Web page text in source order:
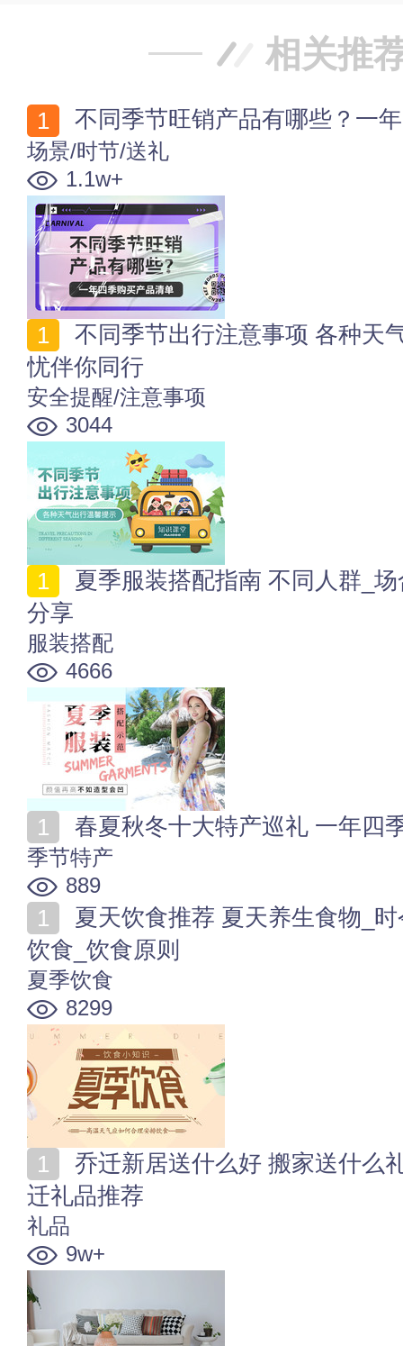
相关推
不同季节旺销产品有哪些？一
场景/时节/送礼
1.1w+
忧伴你同行
安全提醒/注意事项
3044
分享
服装搭配
4666
春夏秋冬十大特产巡礼 一年四
季节特产
889
饮食_饮食原则
夏季饮食
8299
迁礼品推荐
礼品
9w+